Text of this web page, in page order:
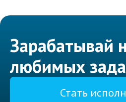
Зарабатывай
любимых
Стать